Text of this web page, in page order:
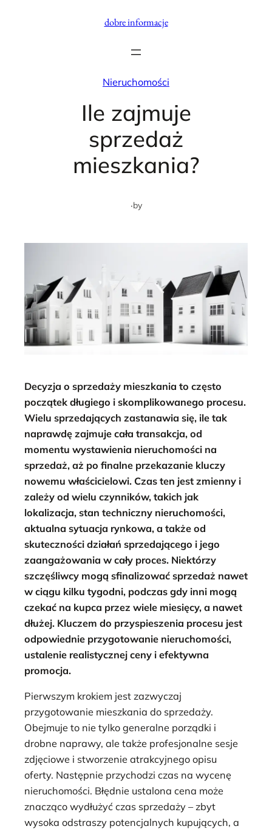
dobre informacje
Nieruchomości
Ile zajmuje
sprzedaż
mieszkania?
·by
Decyzja o sprzedaży mieszkania to często
początek długiego i skomplikowanego procesu.
Wielu sprzedających zastanawia się, ile tak
naprawdę zajmuje cała transakcja, od
momentu wystawienia nieruchomości na
sprzedaż, aż po finalne przekazanie kluczy
nowemu właścicielowi. Czas ten jest zmienny i
zależy od wielu czynników, takich jak
lokalizacja, stan techniczny nieruchomości,
aktualna sytuacja rynkowa, a także od
skuteczności działań sprzedającego i jego
zaangażowania w cały proces. Niektórzy
szczęśliwcy mogą sfinalizować sprzedaż nawet
w ciągu kilku tygodni, podczas gdy inni mogą
czekać na kupca przez wiele miesięcy, a nawet
dłużej. Kluczem do przyspieszenia procesu jest
odpowiednie przygotowanie nieruchomości,
ustalenie realistycznej ceny i efektywna
promocja.
Pierwszym krokiem jest zazwyczaj
przygotowanie mieszkania do sprzedaży.
Obejmuje to nie tylko generalne porządki i
drobne naprawy, ale także profesjonalne sesje
zdjęciowe i stworzenie atrakcyjnego opisu
oferty. Następnie przychodzi czas na wycenę
nieruchomości. Błędnie ustalona cena może
znacząco wydłużyć czas sprzedaży – zbyt
wysoka odstraszy potencjalnych kupujących, a